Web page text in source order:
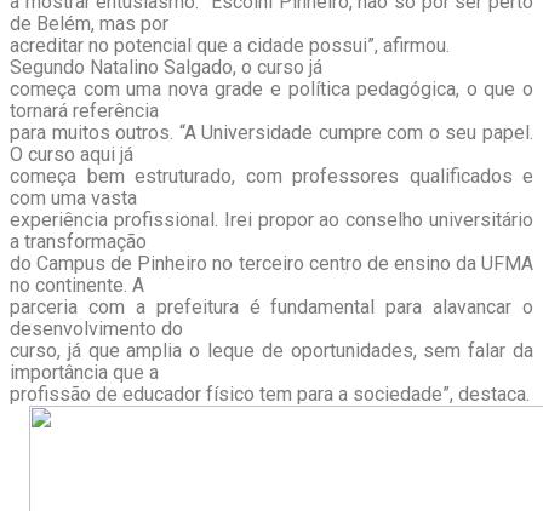
de Belém, mas por
acreditar no potencial que a cidade possui”, afirmou.
Segundo Natalino Salgado, o curso já
começa com uma nova grade e política pedagógica, o que o
tornará referência
para muitos outros. “A Universidade cumpre com o seu papel.
O curso aqui já
começa bem estruturado, com professores qualificados e
com uma vasta
experiência profissional. Irei propor ao conselho universitário
a transformação
do Campus de Pinheiro no terceiro centro de ensino da UFMA
no continente. A
parceria com a prefeitura é fundamental para alavancar o
desenvolvimento do
curso, já que amplia o leque de oportunidades, sem falar da
importância que a
profissão de educador físico tem para a sociedade”, destaca.